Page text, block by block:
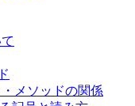
メソッドの関係